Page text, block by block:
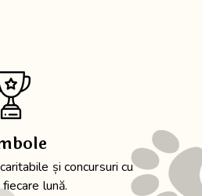
și concursuri cu
lună.